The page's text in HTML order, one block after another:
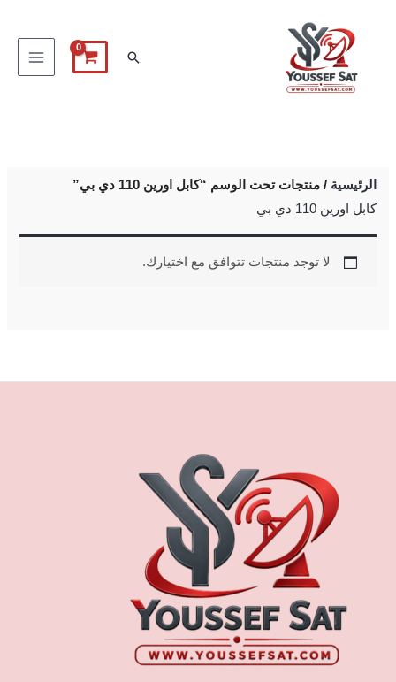
البحث
الرئيسية / منتجات تحت الوسم “كابل اورين 110 دي بي”
كابل اورين 110 دي بي
لا توجد منتجات تتوافق مع اختيارك.